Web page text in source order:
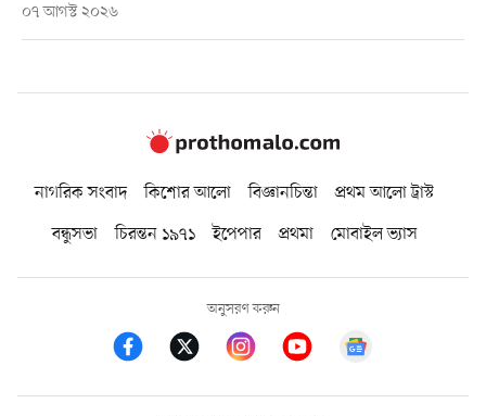
০৭ আগস্ট ২০২৬
নাগরিক সংবাদ কিশোর আলো বিজ্ঞানচিন্তা
প্রথম আলো ট্রাস্ট
বন্ধুসভা
চিরন্তন ১৯৭১ ইপেপার প্রথমা মোবাইল ভ্যাস
অনুসরণ করুন